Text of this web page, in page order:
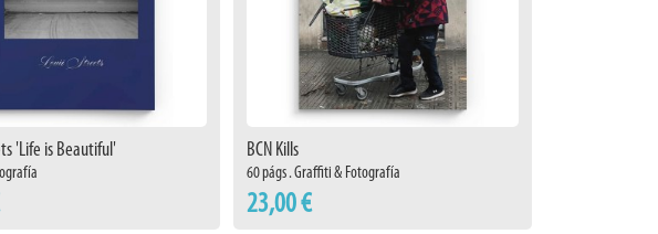
'Life is Beautiful' BCN Kills
60 págs . Graffiti & Fotografía
23,00 €